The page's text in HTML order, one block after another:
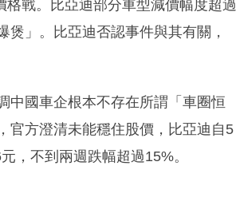
戰。比亞迪部分車型減價幅度超過
」。比亞迪否認事件與其有關，
中國車企根本不存在所謂「車圈恒
官方澄清未能穩住股價，比亞迪自5
，不到兩週跌幅超過15%。